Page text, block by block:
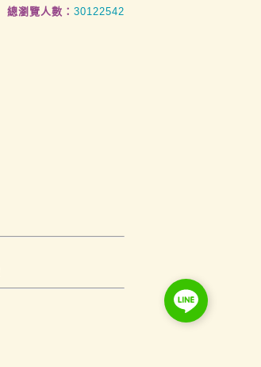
總瀏覽人數： 30122542